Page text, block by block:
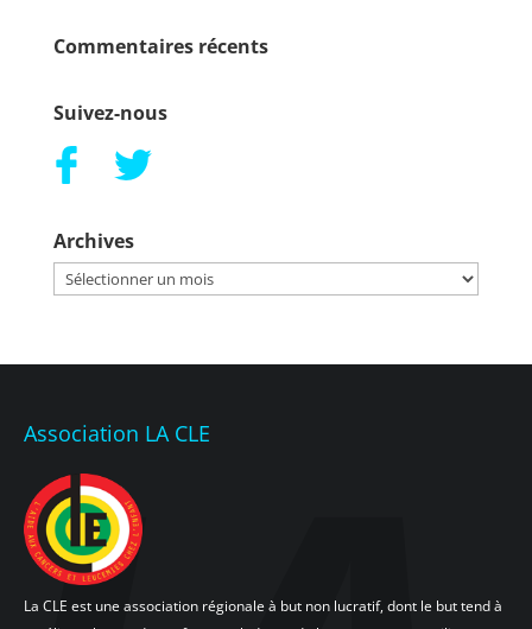
Commentaires récents
Suivez-nous
Archives
Archives
Association LA CLE
La CLE est une association régionale à but non lucratif, dont le but tend à